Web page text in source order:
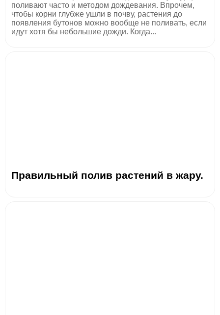
поливают часто и методом дождевания. Впрочем,
чтобы корни глубже ушли в почву, растения до
появления бутонов можно вообще не поливать, если
идут хотя бы небольшие дожди. Когда...
Правильный полив растений в жару.